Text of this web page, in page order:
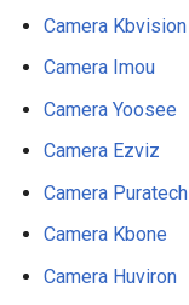
Camera Kbvision
Camera Imou
Camera Yoosee
Camera Ezviz
Camera Puratech
Camera Kbone
Camera Huviron